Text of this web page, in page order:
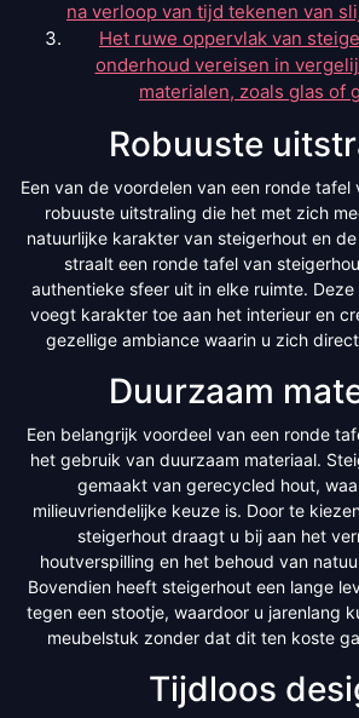
na verloop van tijd tekenen van
Het ruwe oppervlak van
onderhoud vereisen in
materialen, zoals glas of
Robuuste
Een van de voordelen van een ronde
robuuste uitstraling die het met zich
natuurlijke karakter van steigerhout en
straalt een ronde tafel van
authentieke sfeer uit in elke ruimte.
voegt karakter toe aan het interieur en
gezellige ambiance waarin u zich
Duurzaam
Een belangrijk voordeel van een ronde
het gebruik van duurzaam materiaal.
gemaakt van gerecycled hout,
milieuvriendelijke keuze is. Door te
steigerhout draagt u bij aan het
houtverspilling en het behoud van
Bovendien heeft steigerhout een lange
tegen een stootje, waardoor u jarenlang
meubelstuk zonder dat dit ten koste
Tijdloos